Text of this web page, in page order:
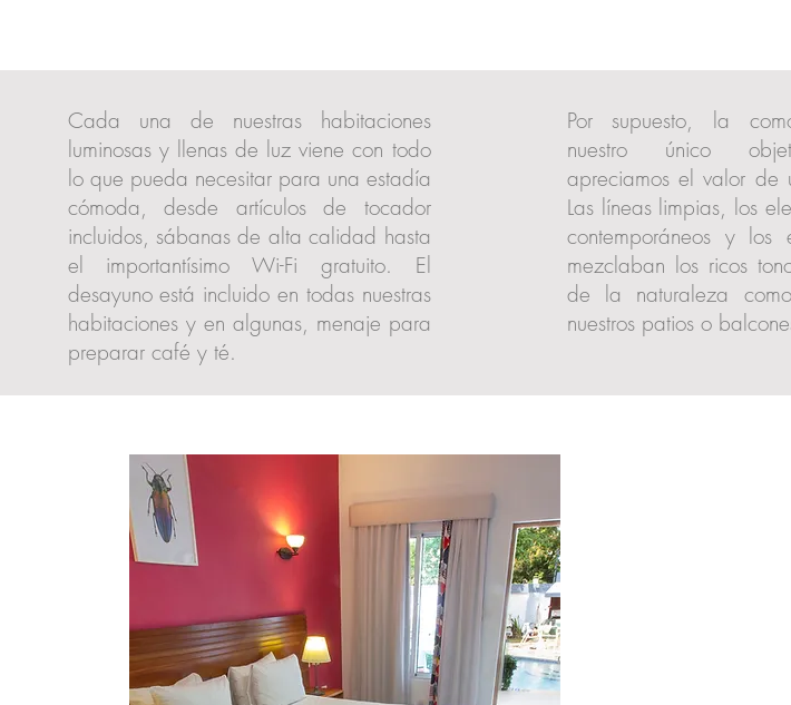
Cada una de nuestras habitaciones
luminosas y llenas de luz viene con todo
lo que pueda necesitar para una estadía
cómoda, desde artículos de tocador
incluidos, sábanas de alta calidad hasta
el importantísimo Wi-Fi gratuito. El
desayuno está incluido en todas nuestras
habitaciones y en algunas, menaje para
preparar café y té.
Por supuesto, la
nuestro único
apreciamos el valor de
Las líneas limpias, los
contemporáneos y los
mezclaban los ricos
de la naturaleza
nuestros patios o